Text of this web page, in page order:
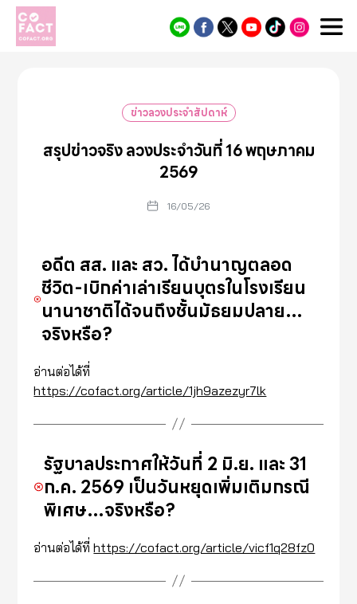
Cofact
ข่าวลวงประจำสัปดาห์
สรุปข่าวจริง ลวงประจำวันที่ 16 พฤษภาคม
2569
16/05/26
อดีต สส. และ สว. ได้บำนาญตลอด
ชีวิต-เบิกค่าเล่าเรียนบุตรในโรงเรียน
นานาชาติได้จนถึงชั้นมัธยมปลาย…
จริงหรือ?
อ่านต่อได้ที่
https://cofact.org/article/1jh9azezyr7lk
รัฐบาลประกาศให้วันที่ 2 มิ.ย. และ 31
ก.ค. 2569 เป็นวันหยุดเพิ่มเติมกรณี
พิเศษ…จริงหรือ?
อ่านต่อได้ที่https://cofact.org/article/vicf1q28fz0